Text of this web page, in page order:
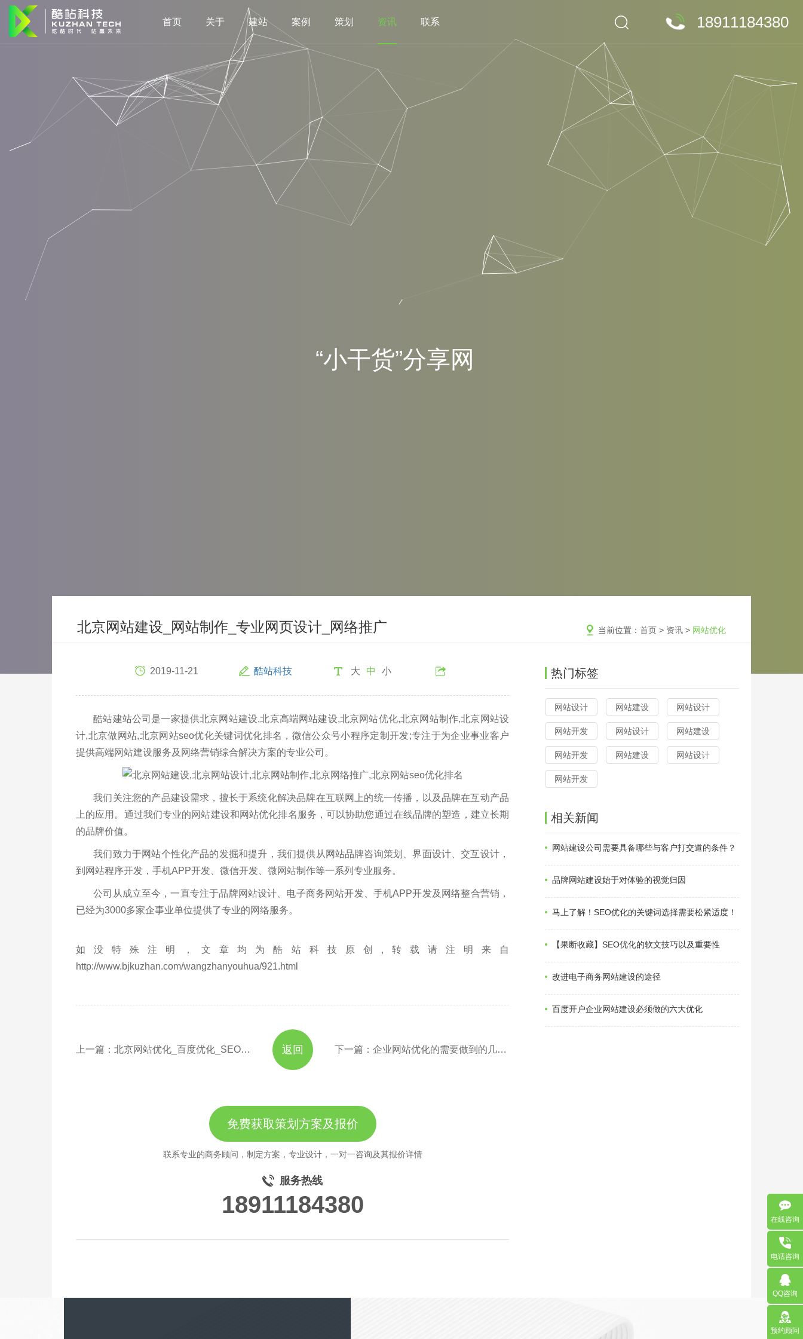
18911184380
首页 关于 建站 案例 策划 资讯 联系
当前位置：首页 > 资讯 > 网站优化
北京网站建设_网站制作_专业网页设计_网络推广
2019-11-21 酷站科技 大 中 小
酷站建站公司是一家提供北京网站建设,北京高端网站建设,北京网站优化,北京网站制作,北京网站设
计,北京做网站,北京网站seo优化关键词优化排名，微信公众号小程序定制开发;专注于为企业事业客户
提供高端网站建设服务及网络营销综合解决方案的专业公司。
我们关注您的产品建设需求，擅长于系统化解决品牌在互联网上的统一传播，以及品牌在互动产品
上的应用。通过我们专业的网站建设和网站优化排名服务，可以协助您通过在线品牌的塑造，建立长期
的品牌价值。
我们致力于网站个性化产品的发掘和提升，我们提供从网站品牌咨询策划、界面设计、交互设计，
到网站程序开发，手机APP开发、微信开发、微网站制作等一系列专业服务。
公司从成立至今，一直专注于品牌网站设计、电子商务网站开发、手机APP开发及网络整合营销，
已经为3000多家企事业单位提供了专业的网络服务。
如没特殊注明，文章均为酷站科技原创,转载请注明来自
http://www.bjkuzhan.com/wangzhanyouhua/921.html
上一篇：北京网站优化_百度优化_SEO优化_关键词排名 下一篇：企业网站优化的需要做到的几个步骤流程
返回
免费获取策划方案及报价
联系专业的商务顾问，制定方案，专业设计，一对一咨询及其报价详情
服务热线
18911184380
热门标签
网站设计 网站建设 网站设计
网站开发 网站设计 网站建设
网站开发 网站建设 网站设计
网站开发
相关新闻
网站建设公司需要具备哪些与客户打交道的条件？
品牌网站建设始于对体验的视觉归因
马上了解！SEO优化的关键词选择需要松紧适度！
【果断收藏】SEO优化的软文技巧以及重要性
改进电子商务网站建设的途径
百度开户企业网站建设必须做的六大优化
在线咨询
电话咨询
QQ咨询
预约顾问